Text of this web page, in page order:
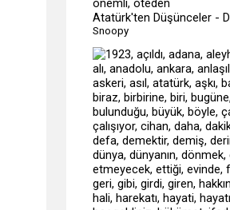
Atatürk'ten Düşünceler - D
Snoopy